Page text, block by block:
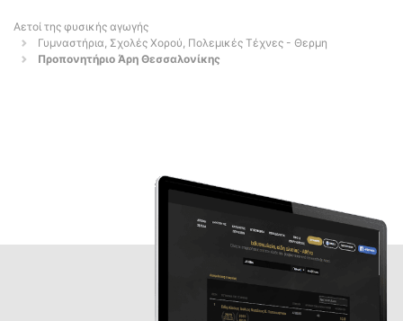
Αετοί της φυσικής αγωγής
Γυμναστήρια, Σχολές Χορού, Πολεμικές Τέχνες - Θερμη
Προπονητήριο Άρη Θεσσαλονίκης